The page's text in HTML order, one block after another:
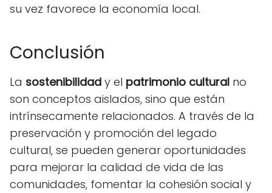
su vez favorece la economía local.
Conclusión
La sostenibilidad y el patrimonio cultural no
son conceptos aislados, sino que están
intrínsecamente relacionados. A través de la
preservación y promoción del legado
cultural, se pueden generar oportunidades
para mejorar la calidad de vida de las
comunidades, fomentar la cohesión social y